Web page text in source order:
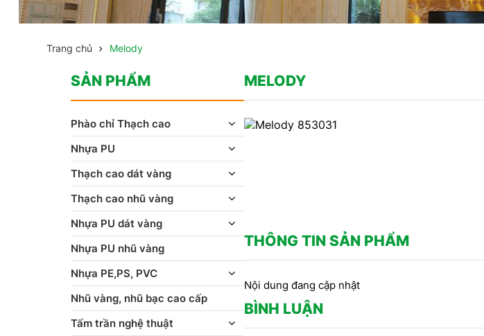
Trang chủ Melody
MELODY
THÔNG TIN SẢN PHẨM
Nội dung đang cập nhật
BÌNH LUẬN
SẢN PHẨM
Phào chỉ Thạch cao
Nhựa PU
Thạch cao dát vàng
Thạch cao nhũ vàng
Nhựa PU dát vàng
Nhựa PU nhũ vàng
Nhựa PE,PS, PVC
Nhũ vàng, nhũ bạc cao cấp
Tấm trần nghệ thuật